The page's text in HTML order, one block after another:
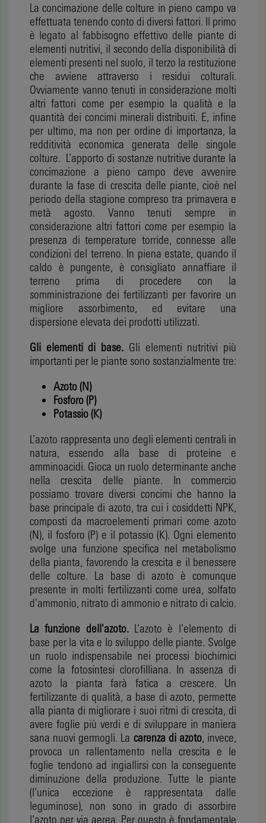
La concimazione delle colture in pieno campo va
effettuata tenendo conto di diversi fattori. Il primo
è legato al fabbisogno effettivo delle piante di
elementi nutritivi, il secondo della disponibilità di
elementi presenti nel suolo, il terzo la restituzione
che avviene attraverso i residui colturali.
Ovviamente vanno tenuti in considerazione molti
altri fattori come per esempio la qualità e la
quantità dei concimi minerali distribuiti. E, infine
per ultimo, ma non per ordine di importanza, la
redditività economica generata delle singole
colture. L’apporto di sostanze nutritive durante la
concimazione a pieno campo deve avvenire
durante la fase di crescita delle piante, cioè nel
periodo della stagione compreso tra primavera e
metà agosto. Vanno tenuti sempre in
considerazione altri fattori come per esempio la
presenza di temperature torride, connesse alle
condizioni del terreno. In piena estate, quando il
caldo è pungente, è consigliato annaffiare il
terreno prima di procedere con la
somministrazione dei fertilizzanti per favorire un
migliore assorbimento, ed evitare una
dispersione elevata dei prodotti utilizzati.
Gli elementi di base. Gli elementi nutritivi più
importanti per le piante sono sostanzialmente tre:
Azoto (N)
Fosforo (P)
Potassio (K)
L’azoto rappresenta uno degli elementi centrali in
natura, essendo alla base di proteine e
amminoacidi. Gioca un ruolo determinante anche
nella crescita delle piante. In commercio
possiamo trovare diversi concimi che hanno la
base principale di azoto, tra cui i cosiddetti NPK,
composti da macroelementi primari come azoto
(N), il fosforo (P) e il potassio (K). Ogni elemento
svolge una funzione specifica nel metabolismo
della pianta, favorendo la crescita e il benessere
delle colture. La base di azoto è comunque
presente in molti fertilizzanti come urea, solfato
d’ammonio, nitrato di ammonio e nitrato di calcio.
La funzione dell'azoto. L’azoto è l’elemento di
base per la vita e lo sviluppo delle piante. Svolge
un ruolo indispensabile nei processi biochimici
come la fotosintesi clorofilliana. In assenza di
azoto la pianta farà fatica a crescere. Un
fertilizzante di qualità, a base di azoto, permette
alla pianta di migliorare i suoi ritmi di crescita, di
avere foglie più verdi e di sviluppare in maniera
sana nuovi germogli. La carenza di azoto, invece,
provoca un rallentamento nella crescita e le
foglie tendono ad ingiallirsi con la conseguente
diminuzione della produzione. Tutte le piante
(l’unica eccezione è rappresentata dalle
leguminose), non sono in grado di assorbire
l’azoto per via aerea. Per questo è fondamentale